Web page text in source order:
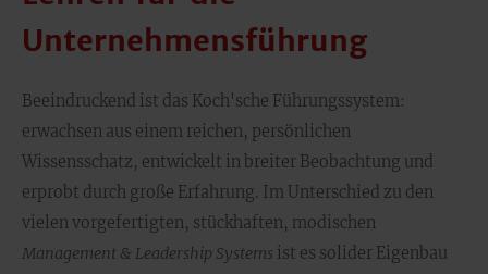
Unternehmensführung
Beeindruckend ist das Koch'sche Führungssystem:
erwachsen aus einem reichen, persönlichen
Wissensschatz, entwickelt in breiter Beobachtung und
erprobt durch große Erfahrung. Im Unterschied zu den
vielen vorgefertigten, stückhaften, modischen
Management & Leadership Systems ist es solider Eigenbau